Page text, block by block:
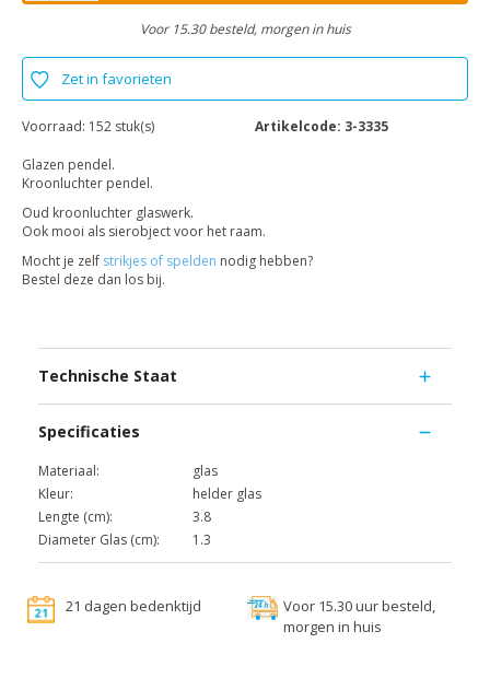
Voor 15.30 besteld, morgen in huis
Zet in favorieten
Voorraad: 152 stuk(s) Artikelcode: 3-3335
Glazen pendel.
Kroonluchter pendel.
Oud kroonluchter glaswerk.
Ook mooi als sierobject voor het raam.
Mocht je zelf strikjes of spelden nodig hebben?
Bestel deze dan los bij.
Technische Staat
Specificaties
Materiaal:
glas
Kleur:
helder glas
Lengte (cm):
3.8
Diameter Glas (cm):
1.3
21 dagen bedenktijd
Voor 15.30 uur besteld,
morgen in huis